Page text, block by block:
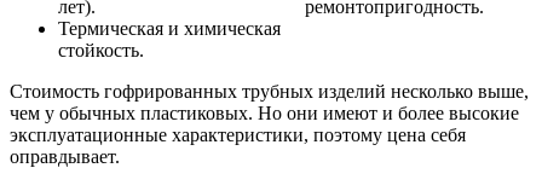
лет).
Термическая и химическая
стойкость.
ремонтопригодность.
Стоимость гофрированных трубных изделий несколько выше,
чем у обычных пластиковых. Но они имеют и более высокие
эксплуатационные характеристики, поэтому цена себя
оправдывает.